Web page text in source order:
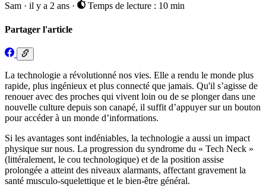
Sam · il y a 2 ans · Temps de lecture : 10 min
Partager l'article
La technologie a révolutionné nos vies. Elle a rendu le monde plus
rapide, plus ingénieux et plus connecté que jamais. Qu'il s’agisse de
renouer avec des proches qui vivent loin ou de se plonger dans une
nouvelle culture depuis son canapé, il suffit d’appuyer sur un bouton
pour accéder à un monde d’informations.
Si les avantages sont indéniables, la technologie a aussi un impact
physique sur nous. La progression du syndrome du « Tech Neck »
(littéralement, le cou technologique) et de la position assise
prolongée a atteint des niveaux alarmants, affectant gravement la
santé musculo-squelettique et le bien-être général.